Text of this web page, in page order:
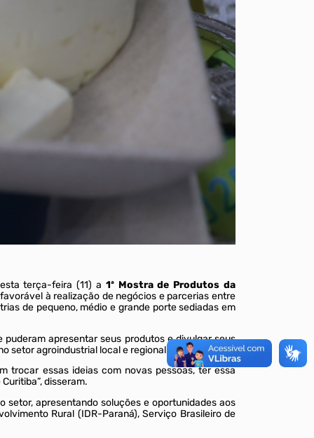
terça-feira (11) a 1ª Mostra de Produtos da
à realização de negócios e parcerias entre
de pequeno, médio e grande porte sediadas em
puderam apresentar seus produtos e divulgar seus
setor agroindustrial local e regional.
trocar essas ideias com novas pessoas, ter essa
disseram.
apresentando soluções e oportunidades aos
Rural (IDR-Paraná), Serviço Brasileiro de